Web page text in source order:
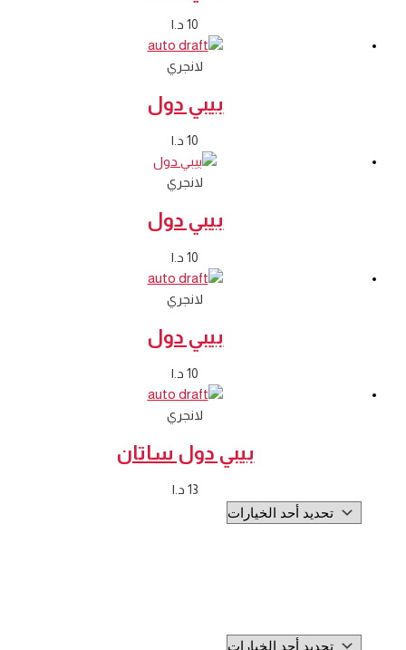
10 د.ا
لانجري
بيبي دول
10 د.ا
لانجري
بيبي دول
10 د.ا
لانجري
بيبي دول
10 د.ا
لانجري
بيبي دول ساتان
13 د.ا